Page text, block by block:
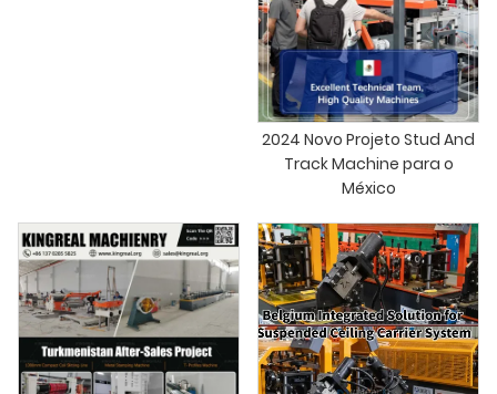
2024 Novo Projeto Stud And
Track Machine para o
México